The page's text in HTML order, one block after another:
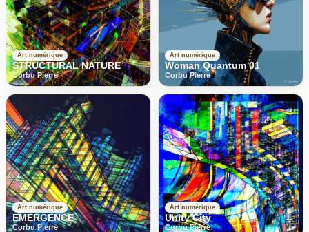
Art numérique
STRUCTURAL NATURE
Corbu Pierre
Art numérique
Woman Quantum 01
Corbu Pierre
Art numérique
EMERGENCE
Corbu Pierre
Art numérique
Unity City
Corbu Pierre